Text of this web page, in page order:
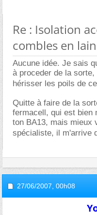
Re : Isolation
combles en
Aucune idée. Je sais
à proceder de la
hérisser les poils de
Quitte à faire de la
fermacell, qui est bien
ton BA13, mais mieux
spécialiste, il m'arrive
27/06/2007, 00h08